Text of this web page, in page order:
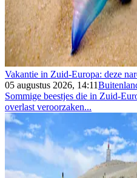
Vakantie in Zuid-Europa: deze
05 augustus 2026, 14:11
Sommige beestjes die in Zuid-
overlast veroorzaken...